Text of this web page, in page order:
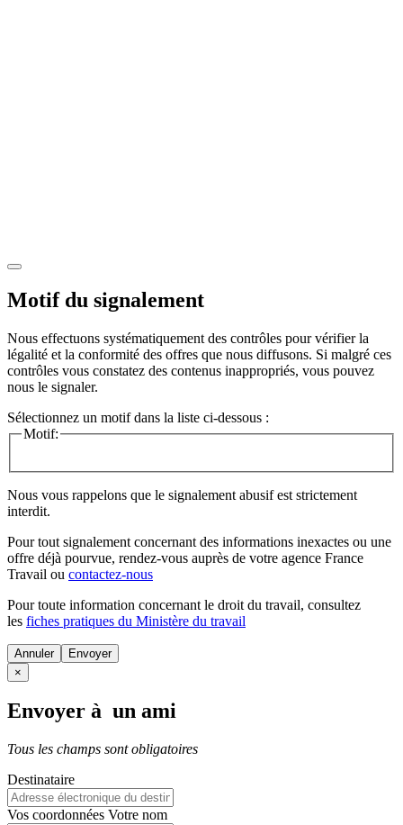
Motif du signalement
Nous effectuons systématiquement des contrôles pour vérifier la
légalité et la conformité des offres que nous diffusons. Si malgré ces
contrôles vous constatez des contenus inappropriés, vous pouvez
nous le signaler.
Sélectionnez un motif dans la liste ci-dessous :
Motif:
Nous vous rappelons que le signalement abusif est strictement
interdit.
Pour tout signalement concernant des informations inexactes ou une
offre déjà pourvue, rendez-vous auprès de votre agence France
Travail ou contactez-nous
Pour toute information concernant le droit du travail, consultez
les fiches pratiques du Ministère du travail
Annuler
×
Envoyer à un ami
Tous les champs sont obligatoires
Destinataire
Vos coordonnées Votre nom